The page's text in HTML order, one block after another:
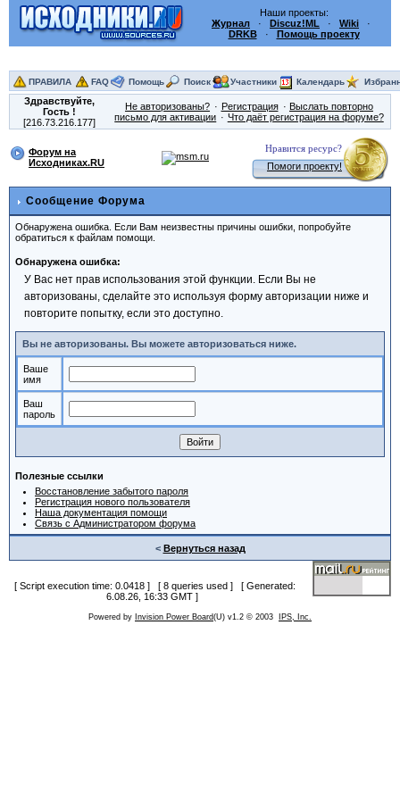
Наши проекты:
Журнал · Discuz!ML · Wiki ·
DRKB· Помощь проекту
ПРАВИЛА FAQ Помощь Поиск Участники Календарь
Здравствуйте,
Гость!
[216.73.216.177]
Не авторизованы? Регистрация
Выслать повторно
письмо для активации
Что даёт регистрация на форуме?
Форум на
Исходниках.RU
Нравится ресурс?
Помоги проекту!
Сообщение Форума
Обнаружена ошибка. Если Вам неизвестны причины ошибки, попробуйте
обратиться к файлам помощи.
Обнаружена ошибка:
У Вас нет прав использования этой функции. Если Вы не
авторизованы, сделайте это используя форму авторизации ниже и
повторите попытку, если это доступно.
Вы не авторизованы. Вы можете авторизоваться ниже.
Ваше
имя
Ваш
пароль
Полезные ссылки
Восстановление забытого пароля
Регистрация нового пользователя
Наша документация помощи
Связь с Администратором форума
< Вернуться назад
[ Script execution time: 0.0418 ] [ 8 queries used ] [ Generated:
6.08.26, 16:33 GMT ]
Powered by Invision Power Board(U) v1.2 © 2003 IPS, Inc.